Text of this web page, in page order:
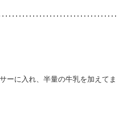
ーに入れ、半量の牛乳を加えてま